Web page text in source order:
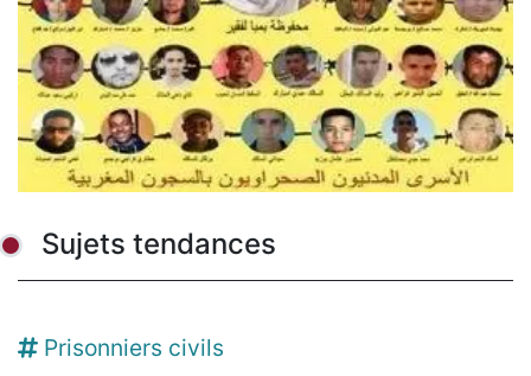
Sujets tendances
Prisonniers civils